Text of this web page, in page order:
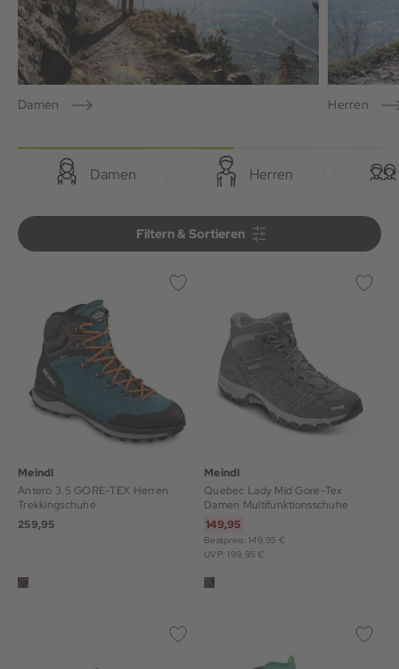
Damen Herren
Damen Herren
Filtern & Sortieren
Filtern & Sortieren
Meindl
Antero 3.5 GORE-TEX Herren
Trekkingschuhe
259,95
Meindl
Quebec Lady Mid Gore-Tex
Damen Multifunktionsschuhe
149,95
Bestpreis: 149,95 €
UVP: 199,95 €